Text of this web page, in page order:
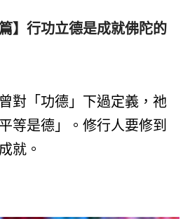
】行功立德是成就佛陀的
對「功德」下過定義，祂
等是德」。修行人要修到
就。